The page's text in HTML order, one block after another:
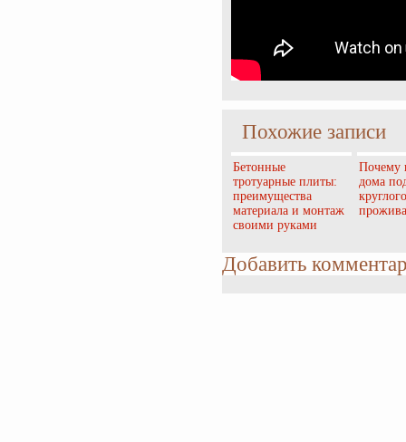
Похожие записи
Бетонные
тротуарные плиты:
преимущества
материала и монтаж
своими руками
Почему
дома
Добавить